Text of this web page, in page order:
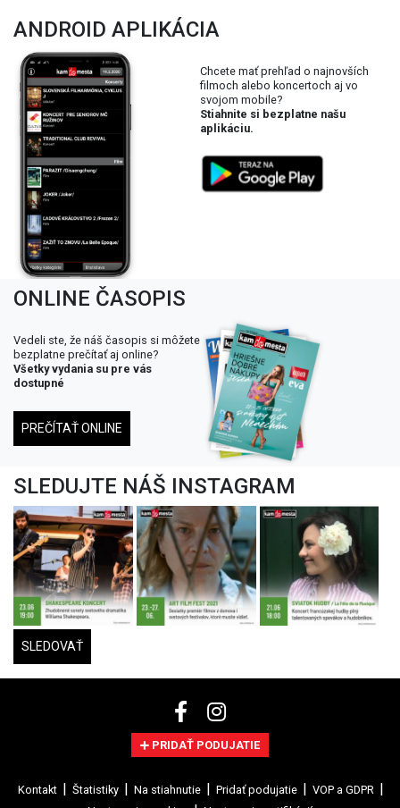
ANDROID APLIKÁCIA
Chcete mať prehľad o najnovších
filmoch alebo koncertoch aj vo
svojom mobile?
Stiahnite si bezplatne našu
aplikáciu.
ONLINE ČASOPIS
Vedeli ste, že náš časopis si môžete
bezplatne prečítať aj online?
Všetky vydania su pre vás
dostupné
PREČÍTAŤ ONLINE
SLEDUJTE NÁŠ INSTAGRAM
SLEDOVAŤ
PRIDAŤ PODUJATIE
Kontakt Štatistiky Na stiahnutie Pridať podujatie
VOP a GDPR